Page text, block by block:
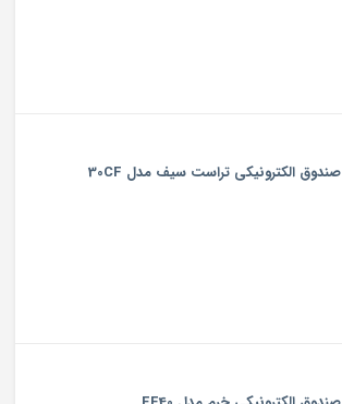
صندوق الکترونیکی تراست سیف مدل 30CF